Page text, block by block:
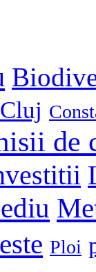
Cluj
de
Ploi